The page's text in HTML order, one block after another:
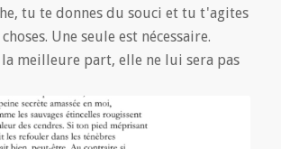
tu te donnes du souci et tu t'agites
Une seule est nécessaire.
meilleure part, elle ne lui sera pas